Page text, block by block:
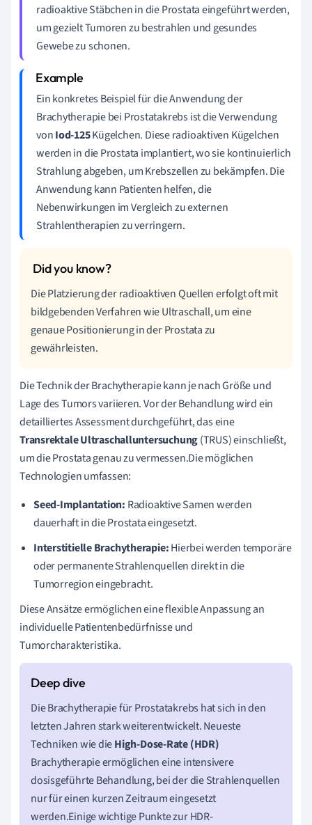
radioaktive Stäbchen in die Prostata eingeführt werden,
um gezielt Tumoren zu bestrahlen und gesundes
Gewebe zu schonen.
Ein konkretes Beispiel für die Anwendung der
Brachytherapie bei Prostatakrebs ist die Verwendung
vonIod-125Kügelchen. Diese radioaktiven Kügelchen
werden in die Prostata implantiert, wo sie kontinuierlich
Strahlung abgeben, um Krebszellen zu bekämpfen. Die
Anwendung kann Patienten helfen, die
Nebenwirkungen im Vergleich zu externen
Strahlentherapien zu verringern.
Die Platzierung der radioaktiven Quellen erfolgt oft mit
bildgebenden Verfahren wie Ultraschall, um eine
genaue Positionierung in der Prostata zu
gewährleisten.
Die Technik der Brachytherapie kann je nach Größe und
Lage des Tumors variieren. Vor der Behandlung wird ein
detailliertes Assessment durchgeführt, das eine
Transrektale Ultraschalluntersuchung(TRUS) einschließt,
um die Prostata genau zu vermessen.Die möglichen
Technologien umfassen:
Seed-Implantation: Radioaktive Samen werden
dauerhaft in die Prostata eingesetzt.
Interstitielle Brachytherapie:Hierbei werden temporäre
oder permanente Strahlenquellen direkt in die
Tumorregion eingebracht.
Diese Ansätze ermöglichen eine flexible Anpassung an
individuelle Patientenbedürfnisse und
Tumorcharakteristika.
Die Brachytherapie für Prostatakrebs hat sich in den
letzten Jahren stark weiterentwickelt. Neueste
Techniken wie dieHigh-Dose-Rate (HDR)
Brachytherapie ermöglichen eine intensivere
dosisgeführte Behandlung, bei der die Strahlenquellen
nur für einen kurzen Zeitraum eingesetzt
werden.Einige wichtige Punkte zur HDR-